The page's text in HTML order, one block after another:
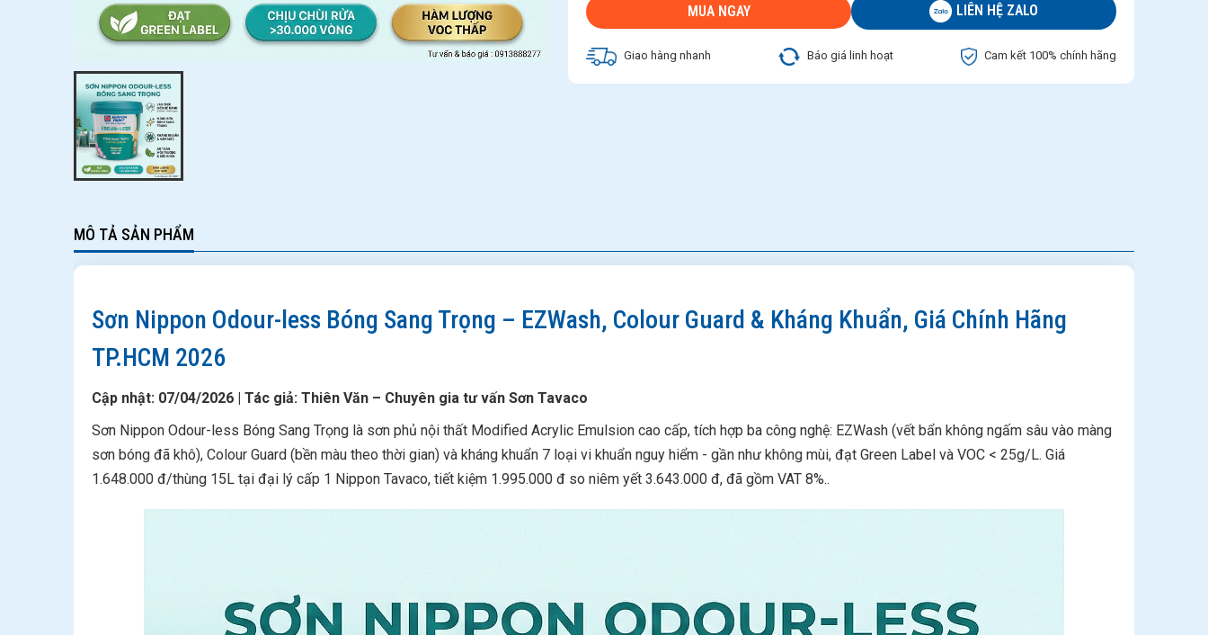
MUA NGAY LIÊN HỆ ZALO
Giao hàng nhanh Báo giá linh hoạt Cam kết 100% chính hãng
MÔ TẢ SẢN PHẨM
Sơn Nippon Odour-less Bóng Sang Trọng – EZWash, Colour Guard & Kháng Khuẩn, Giá Chính Hãng
TP.HCM 2026
Cập nhật: 07/04/2026 | Tác giả: Thiên Văn – Chuyên gia tư vấn Sơn Tavaco
Sơn Nippon Odour-less Bóng Sang Trọng là sơn phủ nội thất Modified Acrylic Emulsion cao cấp, tích hợp ba công nghệ: EZWash (vết bẩn không ngấm sâu vào màng
sơn bóng đã khô), Colour Guard (bền màu theo thời gian) và kháng khuẩn 7 loại vi khuẩn nguy hiểm - gần như không mùi, đạt Green Label và VOC < 25g/L. Giá
1.648.000 đ/thùng 15L tại đại lý cấp 1 Nippon Tavaco, tiết kiệm 1.995.000 đ so niêm yết 3.643.000 đ, đã gồm VAT 8%..